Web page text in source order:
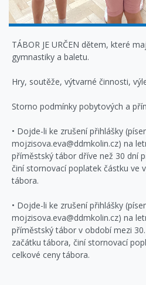
TÁBOR JE URČEN dětem, které
gymnastiky a baletu.
Hry, soutěže, výtvarné činnosti,
Storno podmínky pobytových a
• Dojde-li ke zrušení přihlášky
mojzisova.eva@ddmkolin.cz) na
příměstský tábor dříve než 30 dní
činí stornovací poplatek částku ve
tábora.
• Dojde-li ke zrušení přihlášky
mojzisova.eva@ddmkolin.cz) na
příměstský tábor v období mezi
začátku tábora, činí stornovací
celkové ceny tábora.